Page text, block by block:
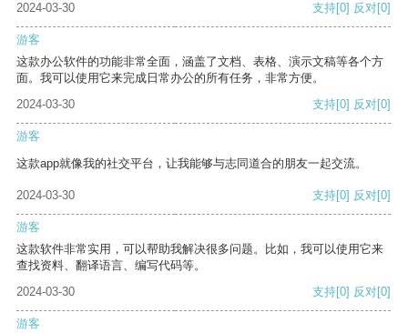
2024-03-30
支持[0] 反对[0]
游客
这款办公软件的功能非常全面，涵盖了文档、表格、演示文稿等各个方
面。我可以使用它来完成日常办公的所有任务，非常方便。
2024-03-30
支持[0] 反对[0]
游客
这款app就像我的社交平台，让我能够与志同道合的朋友一起交流。
2024-03-30 支持[0] 反对[0]
游客
这款软件非常实用，可以帮助我解决很多问题。比如，我可以使用它来
查找资料、翻译语言、编写代码等。
2024-03-30
支持[0] 反对[0]
游客